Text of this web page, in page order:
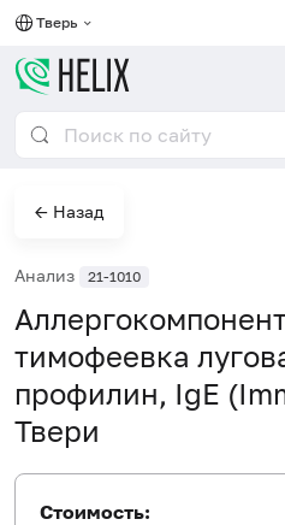
Тверь
← Назад
Анализ 21-1010
тимофеевка
профилин, IgE
Твери
Стоимость: